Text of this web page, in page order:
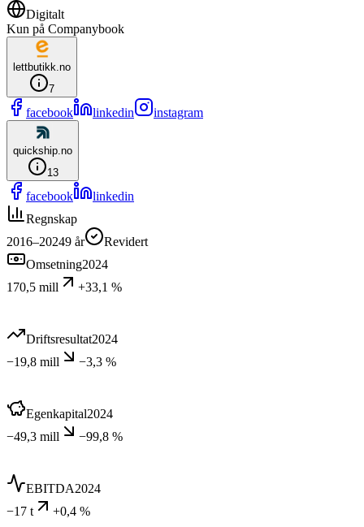
Digitalt
Kun på Companybook
lettbutikk.no
7
facebook linkedin instagram
quickship.no
13
facebook
linkedin
Regnskap
2016–20249 år
Revidert
Omsetning2024
170,5 mill
+33,1 %
Driftsresultat2024
−19,8 mill
−3,3 %
Egenkapital2024
−49,3 mill
−99,8 %
EBITDA2024
−17 t
+0,4 %